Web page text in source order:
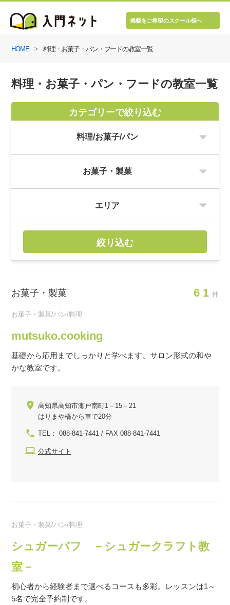
掲載をご希望のスクール様へ
HOME 料理・お菓子・パン・フードの教室一覧
料理・お菓子・パン・フードの教室一覧
カテゴリーで絞り込む
絞り込む
お菓子・製菓 61 件
お菓子・製菓/パン/料理
mutsuko.cooking
基礎から応用までしっかりと学べます。サロン形式の和や
かな教室です。
高知県高知市瀬戸南町1－15－21
はりまや橋から車で20分
TEL： 088-841-7441 / FAX 088-841-7441
公式サイト
お菓子・製菓/パン/料理
シュガーバフ －シュガークラフト教
室－
初心者から経験者まで選べるコースも多彩。レッスンは1～
5名で完全予約制です。